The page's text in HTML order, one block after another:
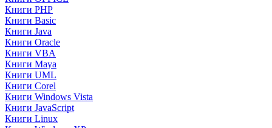
Книги PHP
Книги Basic
Книги Java
Книги Oracle
Книги VBA
Книги Maya
Книги UML
Книги Corel
Книги Windows Vista
Книги JavaScript
Книги Linux